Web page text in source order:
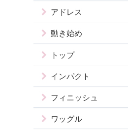
アドレス
動き始め
トップ
インパクト
フィニッシュ
ワッグル